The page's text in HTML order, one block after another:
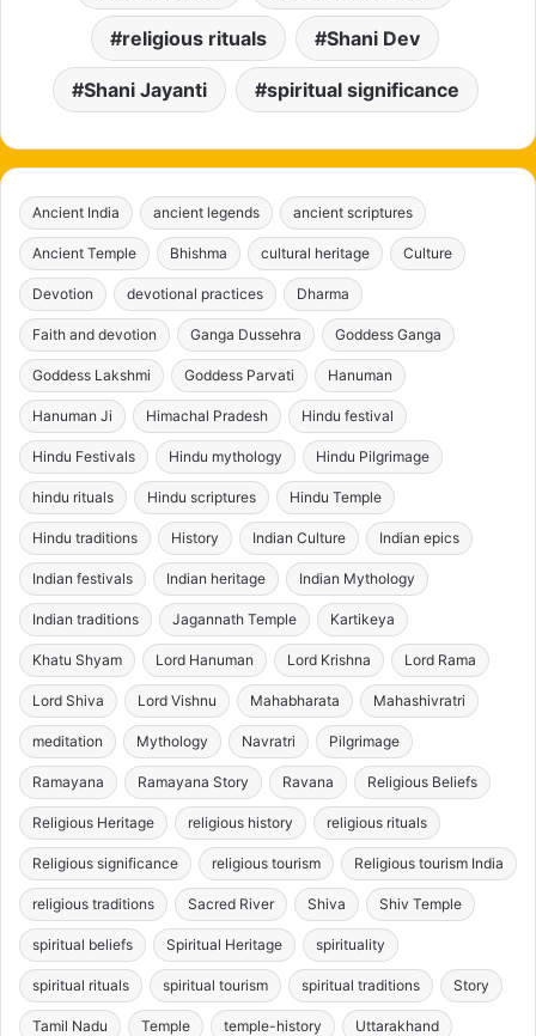
religious rituals Shani Dev
Shani Jayanti spiritual significance
Ancient India ancient legends ancient scriptures
Ancient Temple Bhishma cultural heritage Culture
Devotion devotional practices Dharma
Faith and devotion Ganga Dussehra Goddess Ganga
Goddess Lakshmi Goddess Parvati Hanuman
Hanuman Ji Himachal Pradesh Hindu festival
Hindu Festivals Hindu mythology Hindu Pilgrimage
hindu rituals Hindu scriptures Hindu Temple
Hindu traditions History Indian Culture Indian epics
Indian festivals Indian heritage Indian Mythology
Indian traditions Jagannath Temple Kartikeya
Khatu Shyam Lord Hanuman Lord Krishna Lord Rama
Lord Shiva Lord Vishnu Mahabharata Mahashivratri
meditation Mythology Navratri Pilgrimage
Ramayana Ramayana Story Ravana Religious Beliefs
Religious Heritage religious history religious rituals
Religious significance religious tourism Religious tourism India
religious traditions Sacred River Shiva Shiv Temple
spiritual beliefs Spiritual Heritage spirituality
spiritual rituals spiritual tourism spiritual traditions Story
Tamil Nadu Temple temple-history Uttarakhand